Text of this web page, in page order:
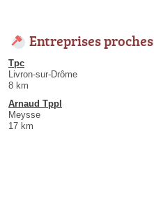
Entreprises proches
Tpc
Livron-sur-Drôme
8 km
Arnaud Tppl
Meysse
17 km